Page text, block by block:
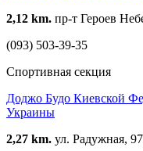
2,12 km. пр-т Героев
(093) 503-39-35
Спортивная секция
Доджо Будо Киевской
Украины
2,27 km. ул. Радужная, 97